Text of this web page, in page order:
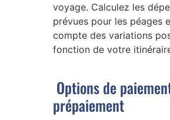
voyage. Calculez les
prévues pour les péages
compte des variations
fonction de votre
Options de
prépaiement